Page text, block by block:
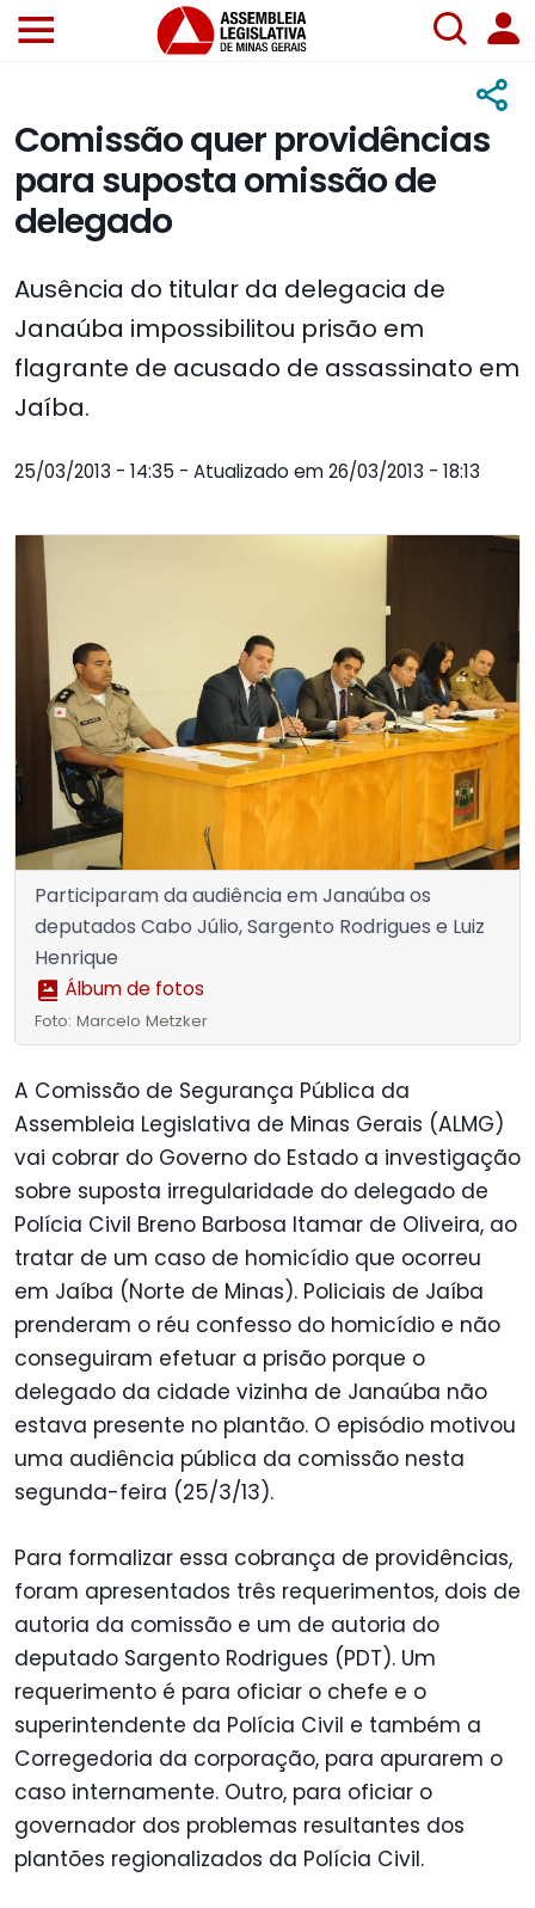
Comissão quer providências
para suposta omissão de
delegado
Ausência do titular da delegacia de
Janaúba impossibilitou prisão em
flagrante de acusado de assassinato em
Jaíba.
25/03/2013 - 14:35 - Atualizado em 26/03/2013 - 18:13
Participaram da audiência em Janaúba os
deputados Cabo Júlio, Sargento Rodrigues e Luiz
Henrique
Álbum de fotos
Foto: Marcelo Metzker
A Comissão de Segurança Pública da
Assembleia Legislativa de Minas Gerais (ALMG)
vai cobrar do Governo do Estado a investigação
sobre suposta irregularidade do delegado de
Polícia Civil Breno Barbosa Itamar de Oliveira, ao
tratar de um caso de homicídio que ocorreu
em Jaíba (Norte de Minas). Policiais de Jaíba
prenderam o réu confesso do homicídio e não
conseguiram efetuar a prisão porque o
delegado da cidade vizinha de Janaúba não
estava presente no plantão. O episódio motivou
uma audiência pública da comissão nesta
segunda-feira (25/3/13).
Para formalizar essa cobrança de providências,
foram apresentados três requerimentos, dois de
autoria da comissão e um de autoria do
deputado Sargento Rodrigues (PDT). Um
requerimento é para oficiar o chefe e o
superintendente da Polícia Civil e também a
Corregedoria da corporação, para apurarem o
caso internamente. Outro, para oficiar o
governador dos problemas resultantes dos
plantões regionalizados da Polícia Civil.